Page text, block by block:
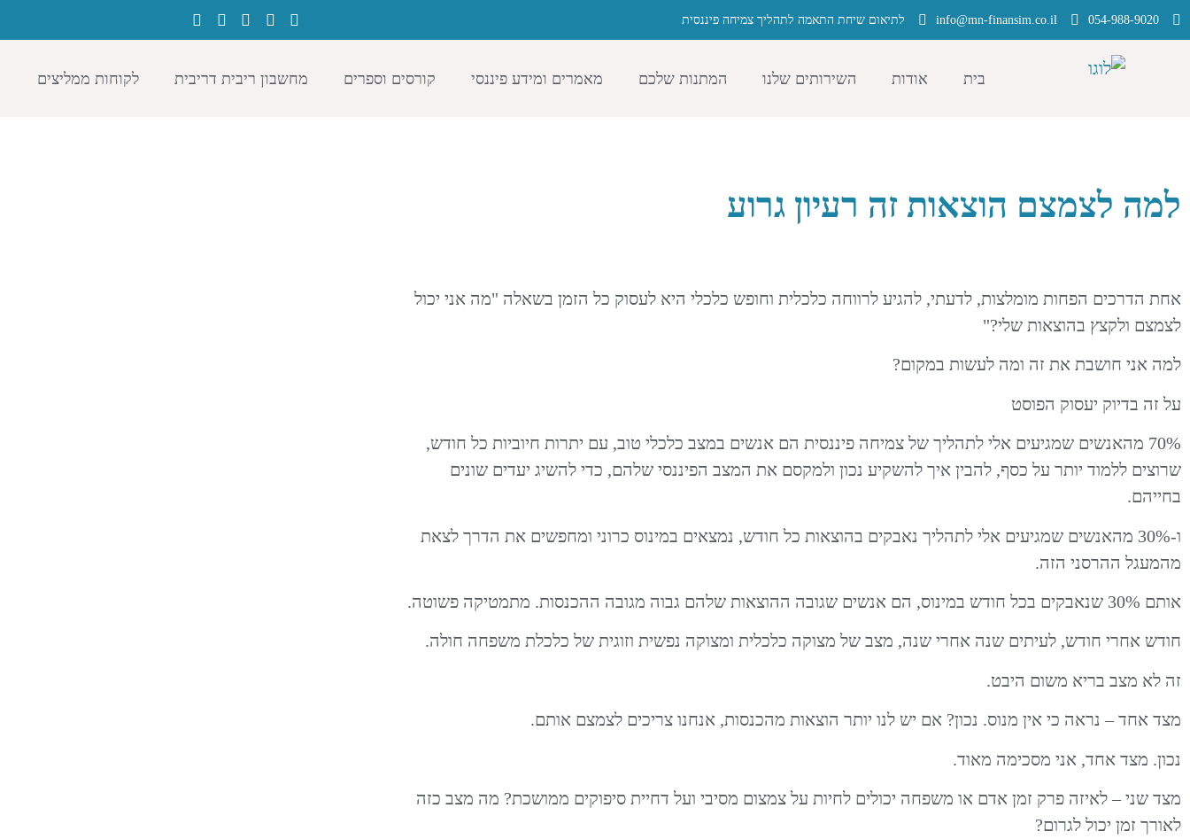
054-988-9020
info@mn-finansim.co.il לתיאום שיחת התאמה לתהליך צמיחה פיננסית
בית אודות השירותים שלנו המתנות שלכם מאמרים ומידע פיננסי קורסים וספרים מחשבון ריבית דריבית לקוחות ממליצים
למה לצמצם הוצאות זה רעיון גרוע
אחת הדרכים הפחות מומלצות, לדעתי, להגיע לרווחה כלכלית וחופש כלכלי היא לעסוק כל הזמן בשאלה "מה אני יכול
לצמצם ולקצץ בהוצאות שלי?"
למה אני חושבת את זה ומה לעשות במקום?
על זה בדיוק יעסוק הפוסט
70% מהאנשים שמגיעים אלי לתהליך של צמיחה פיננסית הם אנשים במצב כלכלי טוב, עם יתרות חיוביות כל חודש,
שרוצים ללמוד יותר על כסף, להבין איך להשקיע נכון ולמקסם את המצב הפיננסי שלהם, כדי להשיג יעדים שונים
בחייהם.
ו-30% מהאנשים שמגיעים אלי לתהליך נאבקים בהוצאות כל חודש, נמצאים במינוס כרוני ומחפשים את הדרך לצאת
מהמעגל ההרסני הזה.
אותם 30% שנאבקים בכל חודש במינוס, הם אנשים שגובה ההוצאות שלהם גבוה מגובה ההכנסות. מתמטיקה פשוטה.
חודש אחרי חודש, לעיתים שנה אחרי שנה, מצב של מצוקה כלכלית ומצוקה נפשית וזוגית של כלכלת משפחה חולה.
זה לא מצב בריא משום היבט.
מצד אחד – נראה כי אין מנוס. נכון? אם יש לנו יותר הוצאות מהכנסות, אנחנו צריכים לצמצם אותם.
נכון. מצד אחד, אני מסכימה מאוד.
מצד שני – לאיזה פרק זמן אדם או משפחה יכולים לחיות על צמצום מסיבי ועל דחיית סיפוקים ממושכת? מה מצב כזה
לאורך זמן יכול לגרום?